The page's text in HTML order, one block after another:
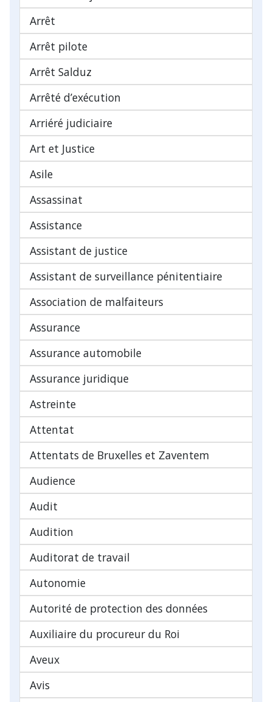
Arrêt
Arrêt pilote
Arrêt Salduz
Arrêté d’exécution
Arriéré judiciaire
Art et Justice
Asile
Assassinat
Assistance
Assistant de justice
Assistant de surveillance pénitentiaire
Association de malfaiteurs
Assurance
Assurance automobile
Assurance juridique
Astreinte
Attentat
Attentats de Bruxelles et Zaventem
Audience
Audit
Audition
Auditorat de travail
Autonomie
Autorité de protection des données
Auxiliaire du procureur du Roi
Aveux
Avis